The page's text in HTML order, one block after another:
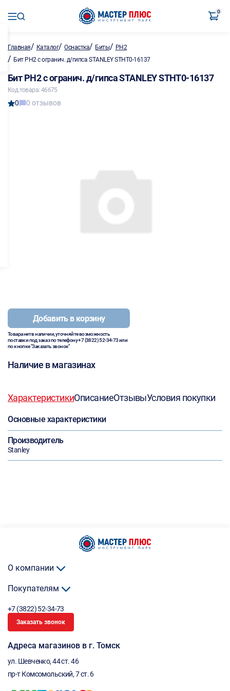
0
Главная/ Каталог/Оснастка/ Биты/ PH2
/ Бит PH2 с огранич. д/гипса STANLEY STHT0-16137
Бит PH2 с огранич. д/гипса STANLEY STHT0-16137
Код товара: 46675
0 0 отзывов
Добавить в корзину
Товара нет в наличии, уточняйте возможность
поставки под заказ по телефону+7 (3822) 52-34-73или
по кнопке "Заказать звонок"
Наличие в магазинах
ХарактеристикиОписаниеОтзывыУсловия покупки
Основные характеристики
Производитель
Stanley
О компании
Покупателям
+7 (3822) 52-34-73
Заказать звонок
Адреса магазинов в г. Томск
ул. Шевченко, 44 ст. 46
пр-т Комсомольский, 7 ст. 6